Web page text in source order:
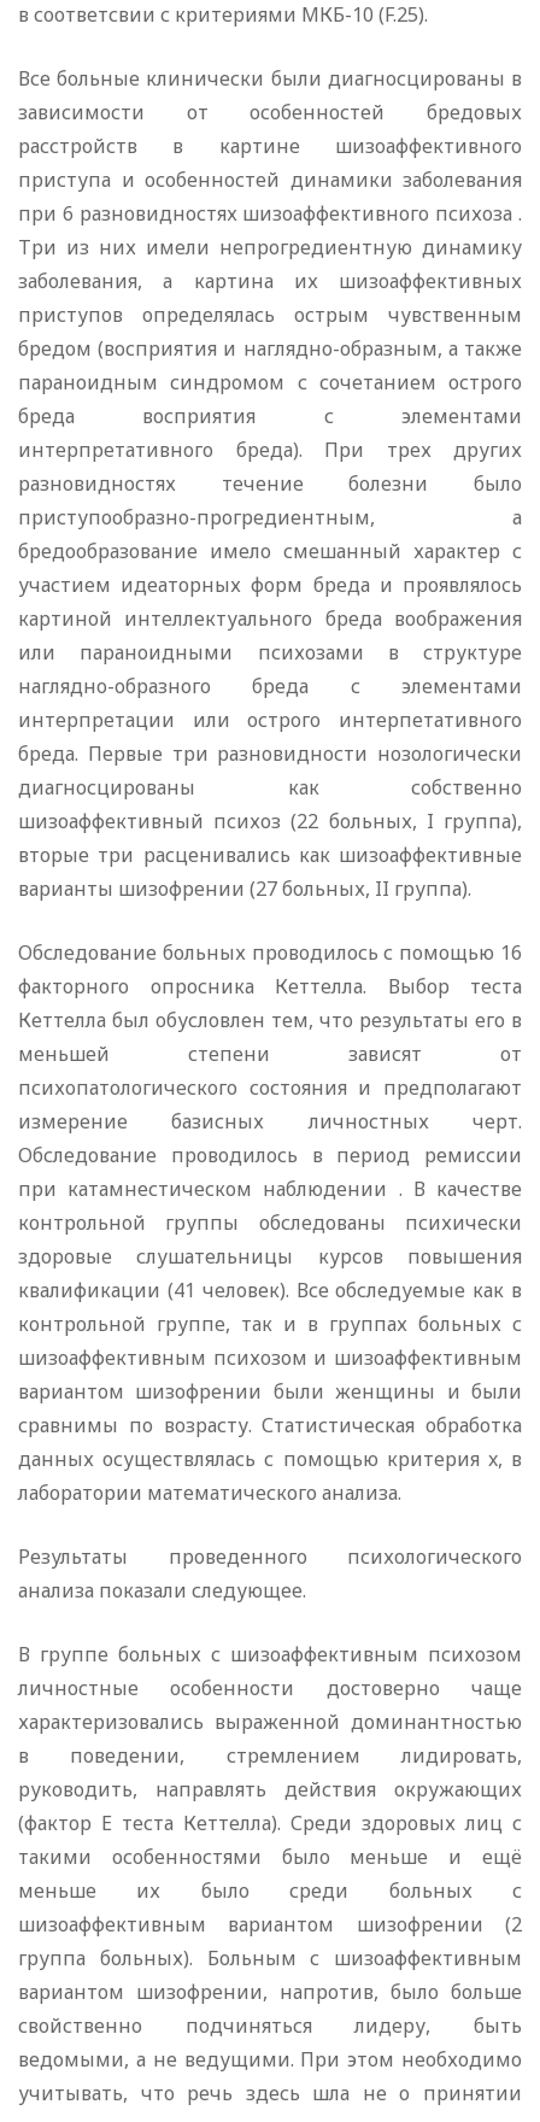
в соответсвии с критериями МКБ-10 (F.25).
Все больные клинически были диагносцированы в
зависимости от особенностей бредовых
расстройств в картине шизоаффективного
приступа и особенностей динамики заболевания
при 6 разновидностях шизоаффективного психоза .
Три из них имели непрогредиентную динамику
заболевания, а картина их шизоаффективных
приступов определялась острым чувственным
бредом (восприятия и наглядно-образным, а также
параноидным синдромом с сочетанием острого
бреда восприятия с элементами
интерпретативного бреда). При трех других
разновидностях течение болезни было
приступообразно-прогредиентным, а
бредообразование имело смешанный характер с
участием идеаторных форм бреда и проявлялось
картиной интеллектуального бреда воображения
или параноидными психозами в структуре
наглядно-образного бреда с элементами
интерпретации или острого интерпетативного
бреда. Первые три разновидности нозологически
диагносцированы как собственно
шизоаффективный психоз (22 больных, I группа),
вторые три расценивались как шизоаффективные
варианты шизофрении (27 больных, II группа).
Обследование больных проводилось с помощью 16
факторного опросника Кеттелла. Выбор теста
Кеттелла был обусловлен тем, что результаты его в
меньшей степени зависят от
психопатологического состояния и предполагают
измерение базисных личностных черт.
Обследование проводилось в период ремиссии
при катамнестическом наблюдении . В качестве
контрольной группы обследованы психически
здоровые слушательницы курсов повышения
квалификации (41 человек). Все обследуемые как в
контрольной группе, так и в группах больных с
шизоаффективным психозом и шизоаффективным
вариантом шизофрении были женщины и были
сравнимы по возрасту. Статистическая обработка
данных осуществлялась с помощью критерия x, в
лаборатории математического анализа.
Результаты проведенного психологического
анализа показали следующее.
В группе больных с шизоаффективным психозом
личностные особенности достоверно чаще
характеризовались выраженной доминантностью
в поведении, стремлением лидировать,
руководить, направлять действия окружающих
(фактор Е теста Кеттелла). Среди здоровых лиц с
такими особенностями было меньше и ещё
меньше их было среди больных с
шизоаффективным вариантом шизофрении (2
группа больных). Больным с шизоаффективным
вариантом шизофрении, напротив, было больше
свойственно подчиняться лидеру, быть
ведомыми, а не ведущими. При этом необходимо
учитывать, что речь здесь шла не о принятии